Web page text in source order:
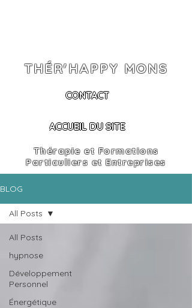
THÉR'HAPPY MONS
Thérapie et Formations
Particuliers et Entreprises
ACCUEIL DU SITE
CONTACT
BLOG
All Posts
hypnose
Développement
Personnel
Énergétique
All Posts